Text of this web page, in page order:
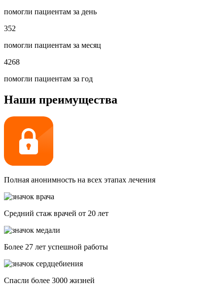
помогли пациентам за день
352
помогли пациентам за месяц
4268
помогли пациентам за год
Наши преимущества
Полная анонимность на всех этапах лечения
Средний стаж врачей от 20 лет
Более 27 лет успешной работы
Спасли более 3000 жизней